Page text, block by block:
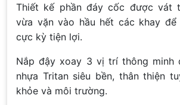
Thiết kế phần đáy cốc được vát
vừa vặn vào hầu hết các khay
cực kỳ tiện lợi.
Nắp đậy xoay 3 vị trí thông minh
nhựa Tritan siêu bền, thân thiện
khỏe và môi trường.